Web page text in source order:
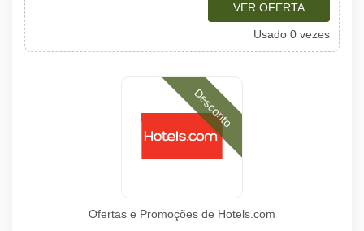
VER OFERTA
Usado 0 vezes
Desconto
Ofertas e Promoções de Hotels.com